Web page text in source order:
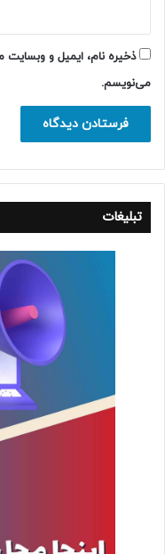
ذخیره نام، ایمیل و وبسایت
می‌نویسم.
تبلیغات